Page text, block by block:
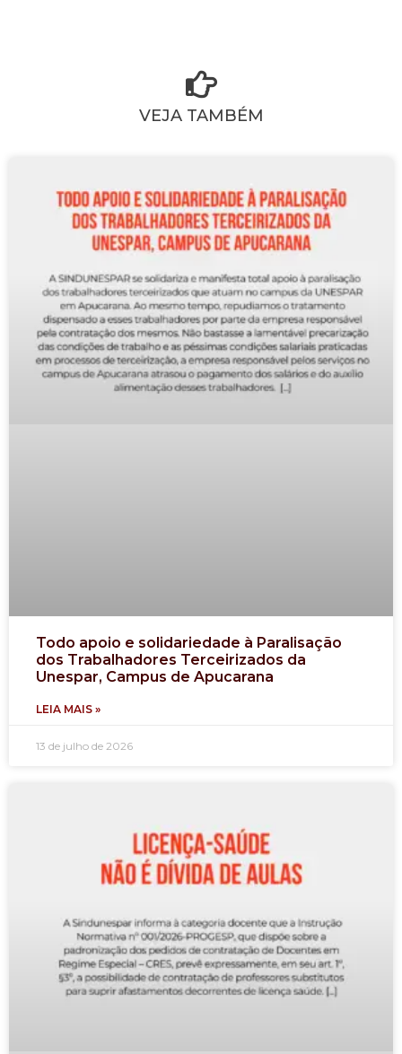
VEJA TAMBÉM
Todo apoio e solidariedade à Paralisação
dos Trabalhadores Terceirizados da
Unespar, Campus de Apucarana
LEIA MAIS »
13 de julho de 2026